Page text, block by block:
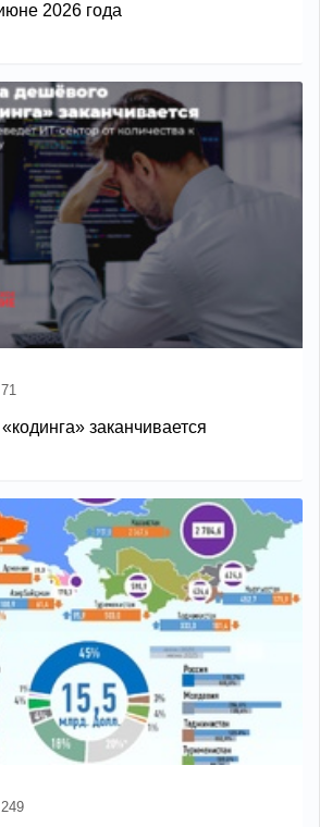
2026 года
71
заканчивается
249